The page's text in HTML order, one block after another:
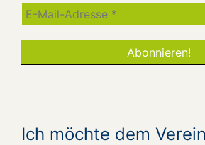
Ich möchte dem